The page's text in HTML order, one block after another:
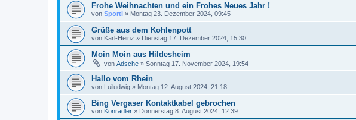
Frohe Weihnachten und ein Frohes Neues Jahr !
von Sporti » Montag 23. Dezember 2024, 09:45
Grüße aus dem Kohlenpott
von Karl-Heinz » Dienstag 17. Dezember 2024, 15:30
Moin Moin aus Hildesheim
von Adsche » Sonntag 17. November 2024, 19:54
Hallo vom Rhein
von Luiludwig » Montag 12. August 2024, 21:18
Bing Vergaser Kontaktkabel gebrochen
von Konradler » Donnerstag 8. August 2024, 12:39